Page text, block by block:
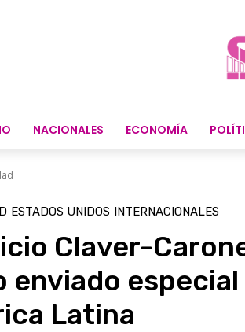
NACIONALES ECONOMÍA
ESTADOS UNIDOS INTERNACIONALES
Claver-
enviado
Latina